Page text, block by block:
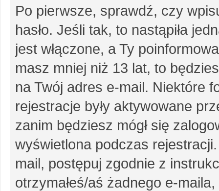
Po pierwsze, sprawdź, czy
hasło. Jeśli tak, to nastąpiła
jest włączone, a Ty
masz mniej niż 13 lat, to
na Twój adres e-mail. Niektóre
rejestracje były aktywowane
zanim będziesz mógł się
wyświetlona podczas
mail, postępuj zgodnie z
otrzymałeś/aś żadnego e-